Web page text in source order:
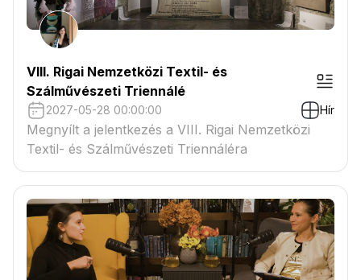
VIII. Rigai Nemzetközi Textil- és
Szálművészeti Triennálé
2027-05-28 00:00:00 Hír
Megnyílt a jelentkezés a VIII. Rigai Nemzetközi
Textil- és Szálművészeti Triennáléra